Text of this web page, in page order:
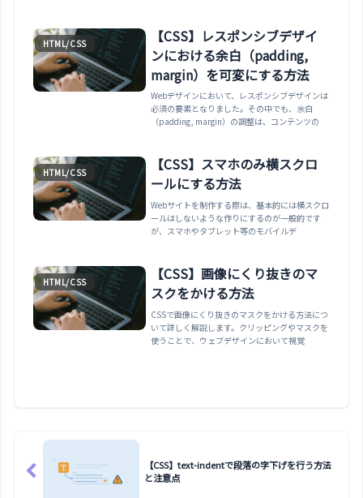
HTML/CSS
【CSS】レスポンシブデザイ
ンにおける余白（padding,
margin）を可変にする方法
Webデザインにおいて、レスポンシブデザインは
必須の要素となりました。その中でも、余白
（padding, margin）の調整は、コンテンツの
HTML/CSS
【CSS】スマホのみ横スクロ
ールにする方法
Webサイトを制作する際は、基本的には横スクロ
ールはしないような作りにするのが一般的です
が、スマホやタブレット等のモバイルデ
HTML/CSS
【CSS】画像にくり抜きのマ
スクをかける方法
CSSで画像にくり抜きのマスクをかける方法につ
いて詳しく解説します。クリッピングやマスクを
使うことで、ウェブデザインにおいて視覚
【CSS】text-indentで段落の字下げを行う方法
と注意点